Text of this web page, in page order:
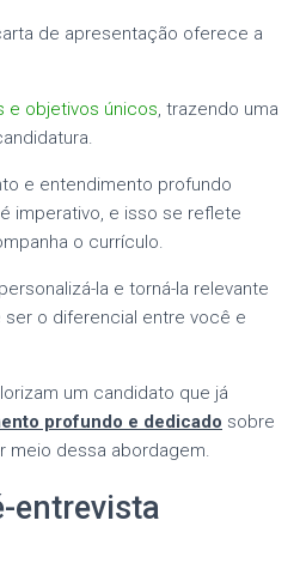
de apresentação oferece a
e objetivos únicos, trazendo uma
e entendimento profundo
imperativo, e isso se reflete
o currículo.
la e torná-la relevante
ser o diferencial entre você e
um candidato que já
profundo e dedicado sobre
meio dessa abordagem.
entrevista